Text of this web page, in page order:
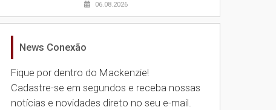
06.08.2026
Nova apresentação do
brasileira
05.08.2026
News Conexão
Fique por dentro do Mackenzie!
Cadastre-se em segundos e receba nossas
notícias e novidades direto no seu e-mail.